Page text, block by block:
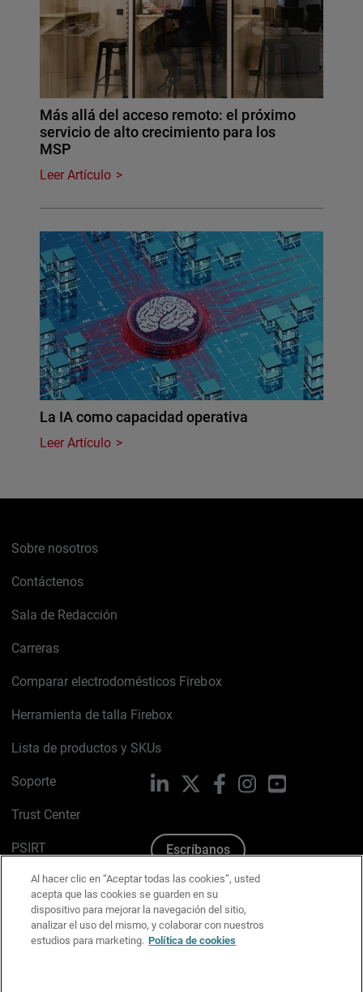
Más allá del acceso remoto: el próximo
servicio de alto crecimiento para los
MSP
Leer Artículo
La IA como capacidad operativa
Leer Artículo
Sobre nosotros
Contáctenos
Sala de Redacción
Carreras
Comparar electrodomésticos Firebox
Herramienta de talla Firebox
Lista de productos y SKUs
Soporte
Trust Center
PSIRT
Política de cookies
Política de privacidad
Kit de medios y marca
LinkedIn FacebookInstagramYouTube
Escríbanos
Al hacer clic en “Aceptar todas las cookies”, usted
acepta que las cookies se guarden en su
dispositivo para mejorar la navegación del sitio,
analizar el uso del mismo, y colaborar con nuestros
estudios para marketing. Política de cookies